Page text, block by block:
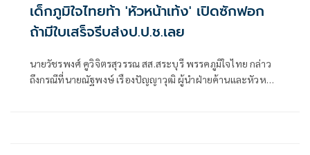
เด็กภูมิใจไทยท้า 'หัวหน้าเท้ง' เปิดซักฟอก
ถ้ามีใบเสร็จรีบส่งป.ป.ช.เลย
นายวัชรพงศ์ คูวิจิตรสุวรรณ สส.สระบุรี พรรคภูมิใจไทย กล่าว
ถึงกรณีที่นายณัฐพงษ์ เรืองปัญญาวุฒิ ผู้นำฝ่ายค้านและหัวหน้า